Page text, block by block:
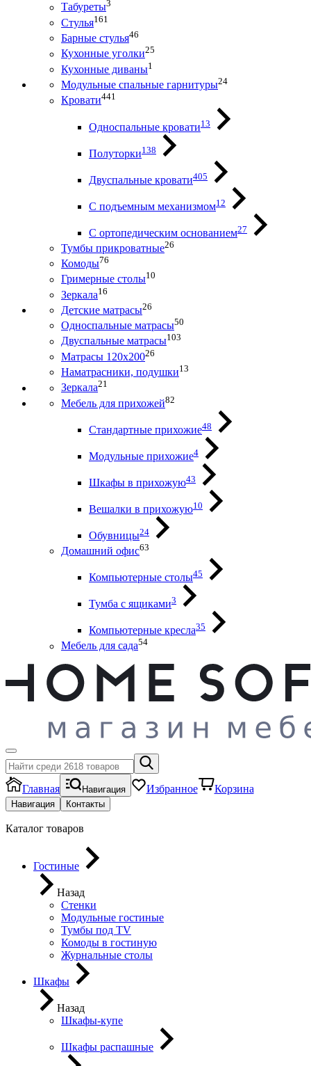
Табуреты3
Стулья161
Барные стулья46
Кухонные уголки25
Кухонные диваны1
Модульные спальные гарнитуры24
Кровати441
Односпальные кровати13
Полуторки138
Двуспальные кровати405
С подъемным механизмом12
С ортопедическим основанием27
Тумбы прикроватные26
Комоды76
Гримерные столы10
Зеркала16
Детские матрасы26
Односпальные матрасы50
Двуспальные матрасы103
Матрасы 120х20026
Наматрасники, подушки13
Зеркала21
Мебель для прихожей82
Стандартные прихожие48
Модульные прихожие4
Шкафы в прихожую43
Вешалки в прихожую10
Обувницы24
Домашний офис63
Компьютерные столы45
Тумба с ящиками3
Компьютерные кресла35
Мебель для сада54
Главная Навигация Избранное Корзина
Навигация Контакты
Каталог товаров
Гостиные
Назад
Стенки
Модульные гостиные
Тумбы под ТV
Комоды в гостиную
Журнальные столы
Шкафы
Назад
Шкафы-купе
Шкафы распашные